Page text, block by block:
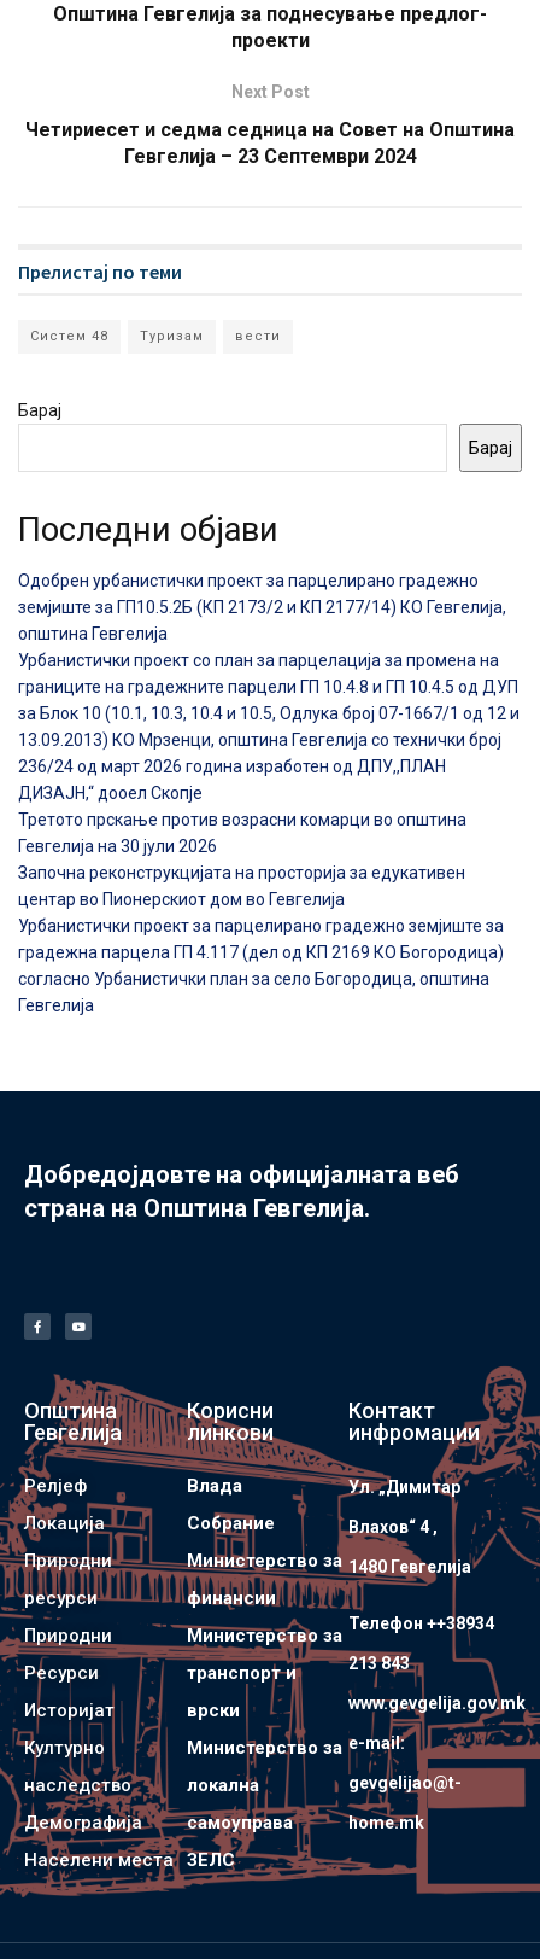
Општина Гевгелија за поднесување предлог-
проекти
Next Post
Четириесет и седма седница на Совет на Општина
Гевгелија – 23 Септември 2024
Прелистај по теми
Систем 48 Туризам вести
Барај
Барај
Последни објави
Одобрен урбанистички проект за парцелирано градежно
земјиште за ГП10.5.2Б (КП 2173/2 и КП 2177/14) КО Гевгелија,
општина Гевгелија
Урбанистички проект со план за парцелација за промена на
границите на градежните парцели ГП 10.4.8 и ГП 10.4.5 од ДУП
за Блок 10 (10.1, 10.3, 10.4 и 10.5, Одлука број 07-1667/1 од 12 и
13.09.2013) КО Мрзенци, општина Гевгелија со технички број
236/24 од март 2026 година изработен од ДПУ,,ПЛАН
ДИЗАЈН,“ дооел Скопје
Третото прскање против возрасни комарци во општина
Гевгелија на 30 јули 2026
Започна реконструкцијата на просторија за едукативен
центар во Пионерскиот дом во Гевгелија
Урбанистички проект за парцелирано градежно земјиште за
градежна парцела ГП 4.117 (дел од КП 2169 КО Богородица)
согласно Урбанистички план за село Богородица, општина
Гевгелија
Добредојдовте на официјалната веб
страна на Општина Гевгелија.
Општина
Гевгелија
Релјеф
Локација
Природни
ресурси
Природни
Ресурси
Историјат
Културно
наследство
Демографија
Населени места
Корисни
линкови
Влада
Собрание
Министерство за
финансии
Министерство за
транспорт и
врски
Министерство за
локална
самоуправа
ЗЕЛС
Контакт
инфромации
Ул. „Димитар
Влахов“ 4 ,
1480 Гевгелијa
Телефон ++38934
213 843
www.gevgelija.gov.mk
e-mail:
gevgelijao@t-
home.mk